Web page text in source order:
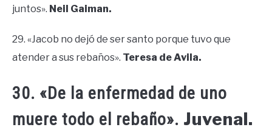
juntos». Neil Gaiman.
29. «Jacob no dejó de ser santo porque tuvo que
atender a sus rebaños». Teresa de Avila.
30. «De la enfermedad de uno
muere todo el rebaño». Juvenal.